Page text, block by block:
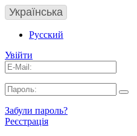
Українська
Русский
Увійти
Забули пароль?
Реєстрація